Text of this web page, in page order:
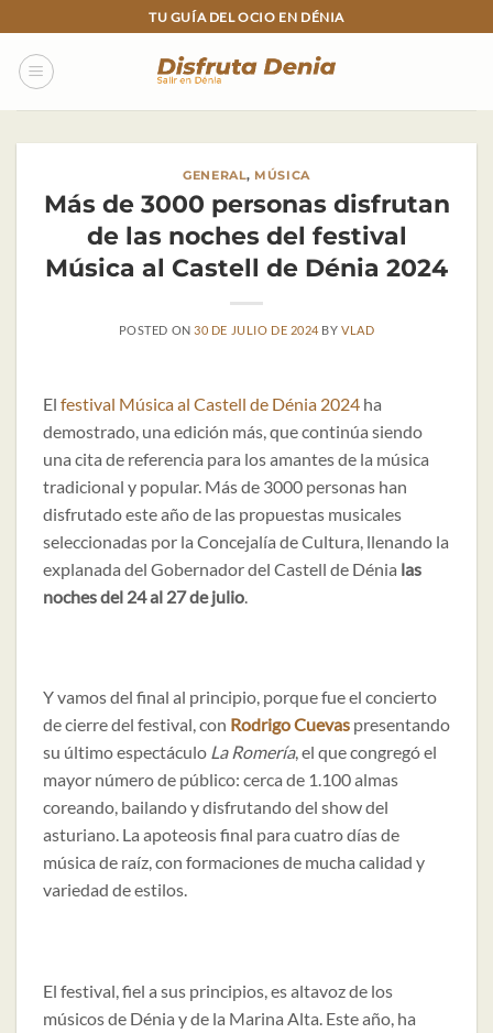
to
content
TU GUÍA DEL OCIO EN DÉNIA
GENERAL, MÚSICA
Más de 3000 personas disfrutan
de las noches del festival
Música al Castell de Dénia 2024
POSTED ON 30 DE JULIO DE 2024 BYVLAD
El festival Música al Castell de Dénia 2024 ha
demostrado, una edición más, que continúa siendo
una cita de referencia para los amantes de la música
tradicional y popular. Más de 3000 personas han
disfrutado este año de las propuestas musicales
seleccionadas por la Concejalía de Cultura, llenando la
explanada del Gobernador del Castell de Dénia las
noches del 24 al 27 de julio
Y vamos del final al principio, porque fue el concierto
de cierre del festival, con Rodrigo Cuevas presentando
su último espectáculo La Romería, el que congregó el
mayor número de público: cerca de 1.100 almas
coreando, bailando y disfrutando del show del
asturiano. La apoteosis final para cuatro días de
música de raíz, con formaciones de mucha calidad y
variedad de estilos.
El festival, fiel a sus principios, es altavoz de los
músicos de Dénia y de la Marina Alta. Este año, ha